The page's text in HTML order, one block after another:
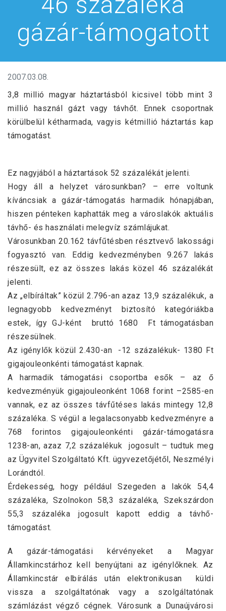
gázár-támogatott
2007.03.08.
3,8 millió magyar háztartásból kicsivel több mint 3
millió használ gázt vagy távhőt. Ennek csoportnak
körülbelül kétharmada, vagyis kétmillió háztartás kap
támogatást.
Ez nagyjából a háztartások 52 százalékát jelenti.
Hogy áll a helyzet városunkban? – erre voltunk
kíváncsiak a gázár-támogatás harmadik hónapjában,
hiszen pénteken kaphatták meg a városlakók aktuális
távhő- és használati melegvíz számlájukat.
Városunkban 20.162 távfűtésben résztvevő lakossági
fogyasztó van. Eddig kedvezményben 9.267 lakás
részesült, ez az összes lakás közel 46 százalékát
jelenti.
Az „elbíráltak” közül 2.796-an azaz 13,9 százalékuk, a
legnagyobb kedvezményt biztosító kategóriákba
estek, így GJ-ként bruttó 1680 Ft támogatásban
részesülnek.
Az igénylők közül 2.430-an -12 százalékuk- 1380 Ft
gigajouleonkénti támogatást kapnak.
A harmadik támogatási csoportba esők – az ő
kedvezményük gigajouleonként 1068 forint –2585-en
vannak, ez az összes távfűtéses lakás mintegy 12,8
százaléka. S végül a legalacsonyabb kedvezményre a
768 forintos gigajouleonkénti gázár-támogatásra
1238-an, azaz 7,2 százalékuk jogosult – tudtuk meg
az Ügyvitel Szolgáltató Kft. ügyvezetőjétől, Neszmélyi
Lorándtól.
Érdekesség, hogy például Szegeden a lakók 54,4
százaléka, Szolnokon 58,3 százaléka, Szekszárdon
55,3 százaléka jogosult kapott eddig a távhő-
támogatást.
A gázár-támogatási kérvényeket a Magyar
Államkincstárhoz kell benyújtani az igénylőknek. Az
Államkincstár elbírálás után elektronikusan küldi
vissza a szolgáltatónak vagy a szolgáltatónak
számlázást végző cégnek. Városunk a Dunaújvárosi